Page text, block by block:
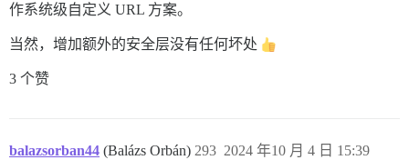
作系统级自定义 URL 方案。
当然，增加额外的安全层没有任何坏处
3 个赞
balazsorban44 (Balázs Orbán) 2024 年10 月 4 日 15:39
293